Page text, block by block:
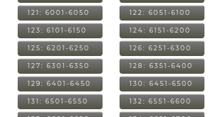
121: 6001-6050 122: 6051-6100
123: 6101-6150 124: 6151-6200
125: 6201-6250 126: 6251-6300
127: 6301-6350 128: 6351-6400
129: 6401-6450 130: 6451-6500
131: 6501-6550 132: 6551-6600